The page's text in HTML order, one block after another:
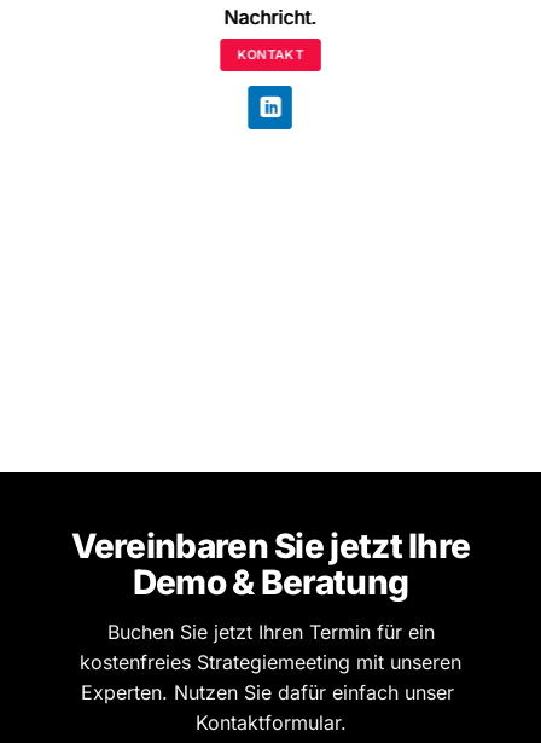
Nachricht.
KONTAKT
Nachricht.
KONTAKT
Vereinbaren Sie jetzt Ihre
Demo & Beratung
Buchen Sie jetzt Ihren Termin für ein
kostenfreies Strategiemeeting mit unseren
Experten. Nutzen Sie dafür einfach unser
Kontaktformular.